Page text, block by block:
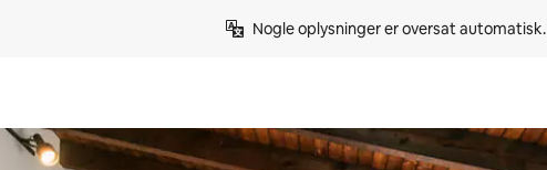
Nogle oplysninger er oversat automatisk.